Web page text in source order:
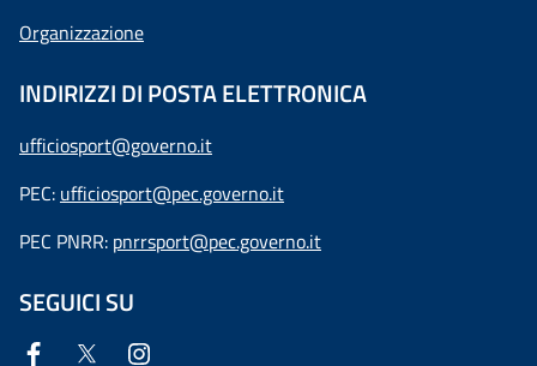
Organizzazione
INDIRIZZI DI POSTA ELETTRONICA
ufficiosport@governo.it
PEC: ufficiosport@pec.governo.it
PEC PNRR: pnrrsport@pec.governo.it
SEGUICI SU